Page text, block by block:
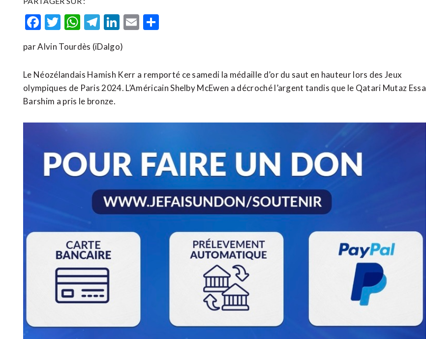
Facebook
Twitter
WhatsApp
Telegram
LinkedIn
Email
par Alvin Tourdès (iDalgo)
Le Néozélandais Hamish Kerr a remporté ce samedi la médaille d’or du saut en hauteur lors des Jeux
olympiques de Paris 2024. L’Américain Shelby McEwen a décroché l’argent tandis que le Qatari Mutaz Essa
Barshim a pris le bronze.